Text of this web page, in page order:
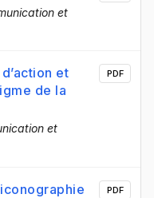
et
et
de la
et
PDF
PDF